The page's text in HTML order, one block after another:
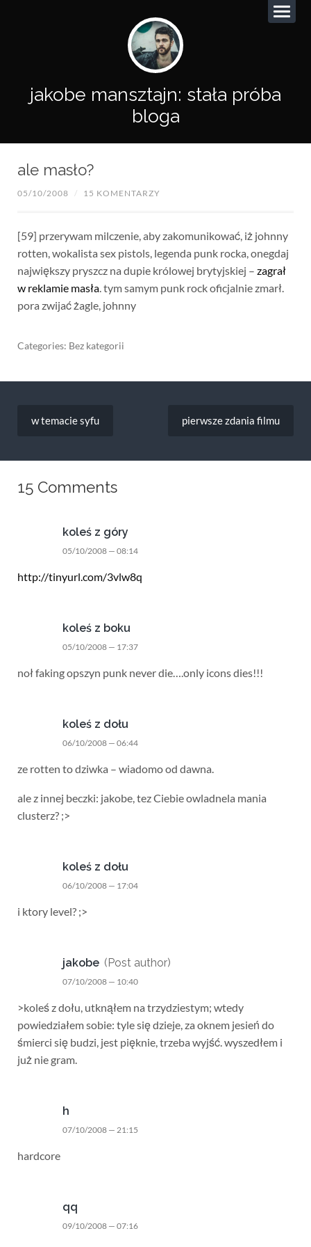
jakobe mansztajn: stała próba
bloga
ale masło?
05/10/2008 / 15 KOMENTARZY
[59] przerywam milczenie, aby zakomunikować, iż johnny
rotten, wokalista sex pistols, legenda punk rocka, onegdaj
największy pryszcz na dupie królowej brytyjskiej – zagrał
w reklamie masła. tym samym punk rock oficjalnie zmarł.
pora zwijać żagle, johnny
Categories: Bez kategorii
wpisu
w temacie syfu pierwsze zdania filmu
15 Comments
koleś z góry
05/10/2008 — 08:14
http://tinyurl.com/3vlw8q
koleś z boku
05/10/2008 — 17:37
noł faking opszyn punk never die….only icons dies!!!
koleś z dołu
06/10/2008 — 06:44
ze rotten to dziwka – wiadomo od dawna.
ale z innej beczki: jakobe, tez Ciebie owladnela mania
clusterz? ;>
koleś z dołu
06/10/2008 — 17:04
i ktory level? ;>
jakobe (Post author)
07/10/2008 — 10:40
>koleś z dołu, utknąłem na trzydziestym; wtedy
powiedziałem sobie: tyle się dzieje, za oknem jesień do
śmierci się budzi, jest pięknie, trzeba wyjść. wyszedłem i
już nie gram.
h
07/10/2008 — 21:15
hardcore
qq
09/10/2008 — 07:16